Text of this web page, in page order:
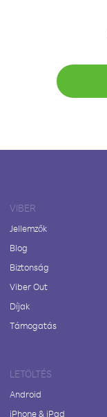
VIBER
Jellemzők
Blog
Biztonság
Viber Out
Díjak
Támogatás
LETÖLTÉS
Android
iPhone & iPad